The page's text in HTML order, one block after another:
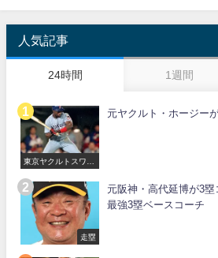
人気記事
24時間 1週間
東京ヤクルトスワロ
元ヤクルト・ホージー
走塁
元阪神・高代延博が3
最強3塁ベースコーチ